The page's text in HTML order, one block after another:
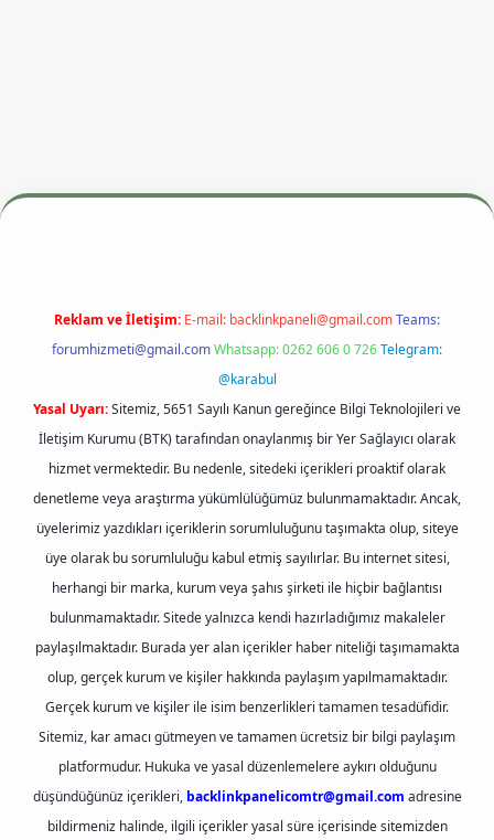
m elexbet
Reklam ve İletişim: E-mail: backlinkpaneli@gmail.comTeams:
forumhizmeti@gmail.comWhatsapp: 0262 606 0 726Telegram:
@karabul
Yasal Uyarı:Sitemiz, 5651 Sayılı Kanun gereğince Bilgi Teknolojileri ve
İletişim Kurumu (BTK) tarafından onaylanmış bir Yer Sağlayıcı olarak
hizmet vermektedir. Bu nedenle, sitedeki içerikleri proaktif olarak
denetleme veya araştırma yükümlülüğümüz bulunmamaktadır. Ancak,
üyelerimiz yazdıkları içeriklerin sorumluluğunu taşımakta olup, siteye
üye olarak bu sorumluluğu kabul etmiş sayılırlar. Bu internet sitesi,
herhangi bir marka, kurum veya şahıs şirketi ile hiçbir bağlantısı
bulunmamaktadır. Sitede yalnızca kendi hazırladığımız makaleler
paylaşılmaktadır. Burada yer alan içerikler haber niteliği taşımamakta
olup, gerçek kurum ve kişiler hakkında paylaşım yapılmamaktadır.
Gerçek kurum ve kişiler ile isim benzerlikleri tamamen tesadüfidir.
Sitemiz, kar amacı gütmeyen ve tamamen ücretsiz bir bilgi paylaşım
platformudur. Hukuka ve yasal düzenlemelere aykırı olduğunu
düşündüğünüz içerikleri, backlinkpanelicomtr@gmail.com adresine
bildirmeniz halinde, ilgili içerikler yasal süre içerisinde sitemizden